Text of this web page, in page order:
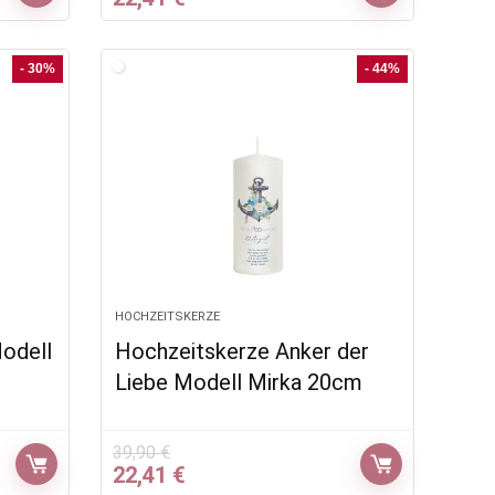
Preis
46,77 €
Preis
- 30% - 44%
HOCHZEITSKERZE
Hochzeitskerze Anker der
Liebe Modell Mirka 20cm
39,90€
Ursprünglicher
22,41 €